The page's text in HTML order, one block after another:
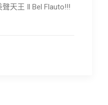
天王 Il Bel Flauto!!!